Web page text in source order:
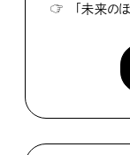
☞
「未来のほ